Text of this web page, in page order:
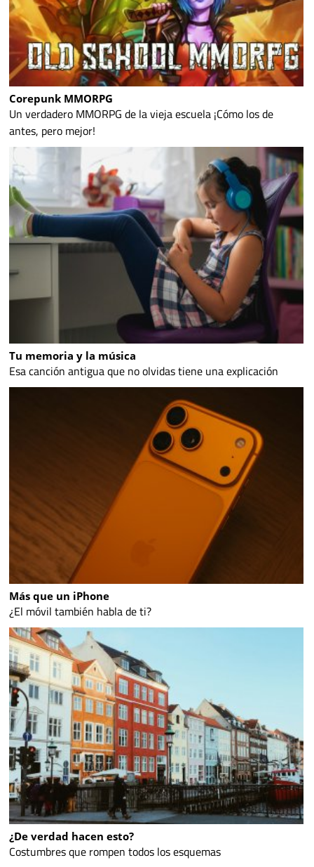
Corepunk MMORPG
Un verdadero MMORPG de la vieja escuela ¡Cómo los de
antes, pero mejor!
Tu memoria y la música
Esa canción antigua que no olvidas tiene una explicación
Más que un iPhone
¿El móvil también habla de ti?
¿De verdad hacen esto?
Costumbres que rompen todos los esquemas